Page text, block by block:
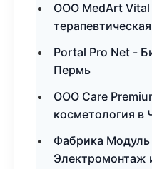
ООО MedArt Vital
Portal Pro Net -
Пермь
ООО Care
косметология в
Фабрика
Электромонтаж